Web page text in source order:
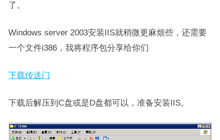
了。
Windows server 2003安装IIS就稍微更麻烦些，还需要
一个文件i386，我将程序包分享给你们
下载传送门
下载后解压到C盘或是D盘都可以，准备安装IIS。